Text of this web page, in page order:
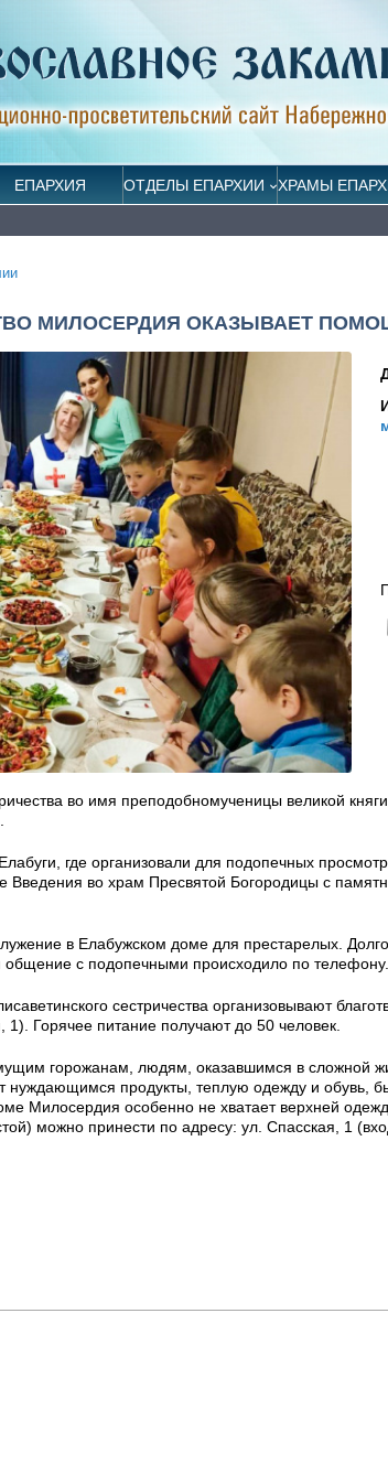
ЕПАРХИЯ ОТДЕЛЫ ЕПАРХИИ ХРАМЫ
МИЛОСЕРДИЯ ОКАЗЫВАЕТ
во имя преподобномученицы великой
где организовали для подопечных
Введения во храм Пресвятой Богородицы с
в Елабужском доме для престарелых.
с подопечными происходило по телефону.
сестричества организовывают
1). Горячее питание получают до 50 человек.
горожанам, людям, оказавшимся в сложной
продукты, теплую одежду и обувь,
Милосердия особенно не хватает верхней
можно принести по адресу: ул. Спасская, 1